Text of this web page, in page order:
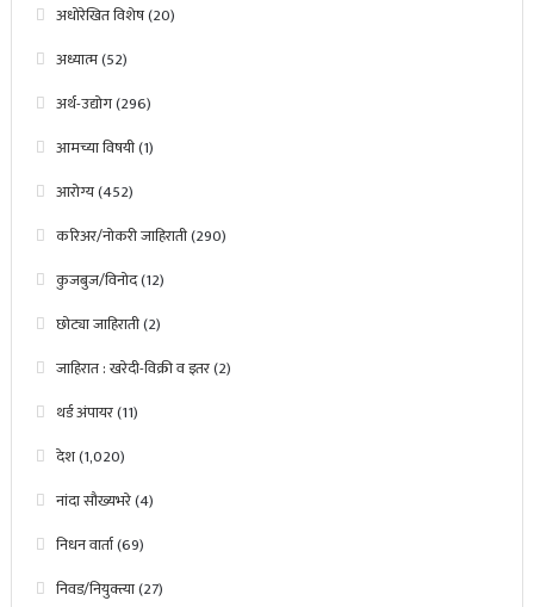
अधोरेखित विशेष(20)
अध्यात्म(52)
अर्थ-उद्योग(296)
आमच्या विषयी(1)
आरोग्य(452)
करिअर/नोकरी जाहिराती(290)
कुजबुज/विनोद(12)
छोट्या जाहिराती(2)
जाहिरात : खरेदी-विक्री व इतर(2)
थर्ड अंपायर(11)
देश(1,020)
नांदा सौख्यभरे(4)
निधन वार्ता(69)
निवड/नियुक्त्या(27)